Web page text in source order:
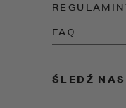
FAQ
ŚLEDŹ NAS